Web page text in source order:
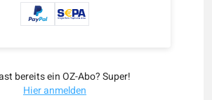
bereits ein OZ-Abo? Super!
Hier anmelden